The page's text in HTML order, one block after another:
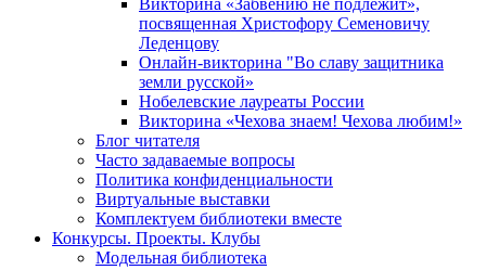
посвященная Христофору Семеновичу
Леденцову
Онлайн-викторина "Во славу защитника
земли русской»
Нобелевские лауреаты России
Викторина «Чехова знаем! Чехова любим!»
Блог читателя
Часто задаваемые вопросы
Политика конфиденциальности
Виртуальные выставки
Комплектуем библиотеки вместе
Конкурсы. Проекты. Клубы
Модельная библиотека